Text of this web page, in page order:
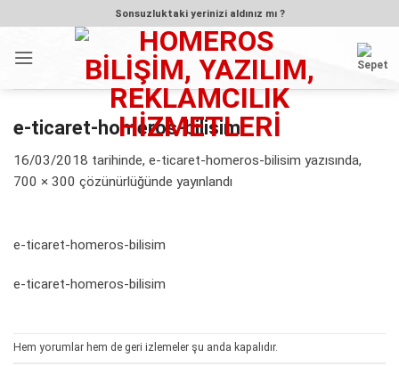
atla
Sonsuzluktaki yerinizi aldınız mı ?
e-ticaret-homeros-bilisim
16/03/2018 tarihinde, e-ticaret-homeros-bilisim yazısında,
700 × 300 çözünürlüğünde yayınlandı
e-ticaret-homeros-bilisim
e-ticaret-homeros-bilisim
Hem yorumlar hem de geri izlemeler şu anda kapalıdır.